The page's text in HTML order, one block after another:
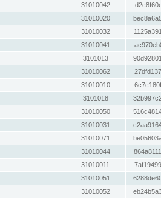
31010042
31010020
31010032
31010041
3101013
31010062
31010010
3101018
31010050
31010031
31010071
31010044
31010011
31010051
31010052